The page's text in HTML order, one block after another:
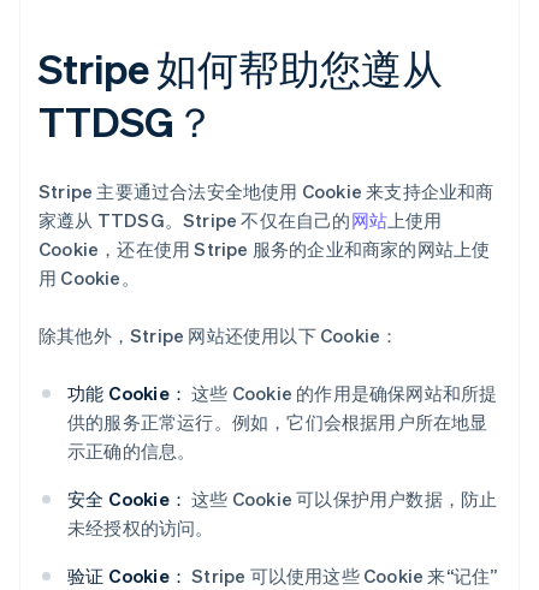
Stripe 如何帮助您遵从
TTDSG？
Stripe 主要通过合法安全地使用 Cookie 来支持企业和商
家遵从 TTDSG。Stripe 不仅在自己的网站上使用
Cookie，还在使用 Stripe 服务的企业和商家的网站上使
用 Cookie。
除其他外，Stripe 网站还使用以下 Cookie：
功能 Cookie： 这些 Cookie 的作用是确保网站和所提
供的服务正常运行。例如，它们会根据用户所在地显
示正确的信息。
安全 Cookie： 这些 Cookie 可以保护用户数据，防止
未经授权的访问。
验证 Cookie： Stripe 可以使用这些 Cookie 来“记住”